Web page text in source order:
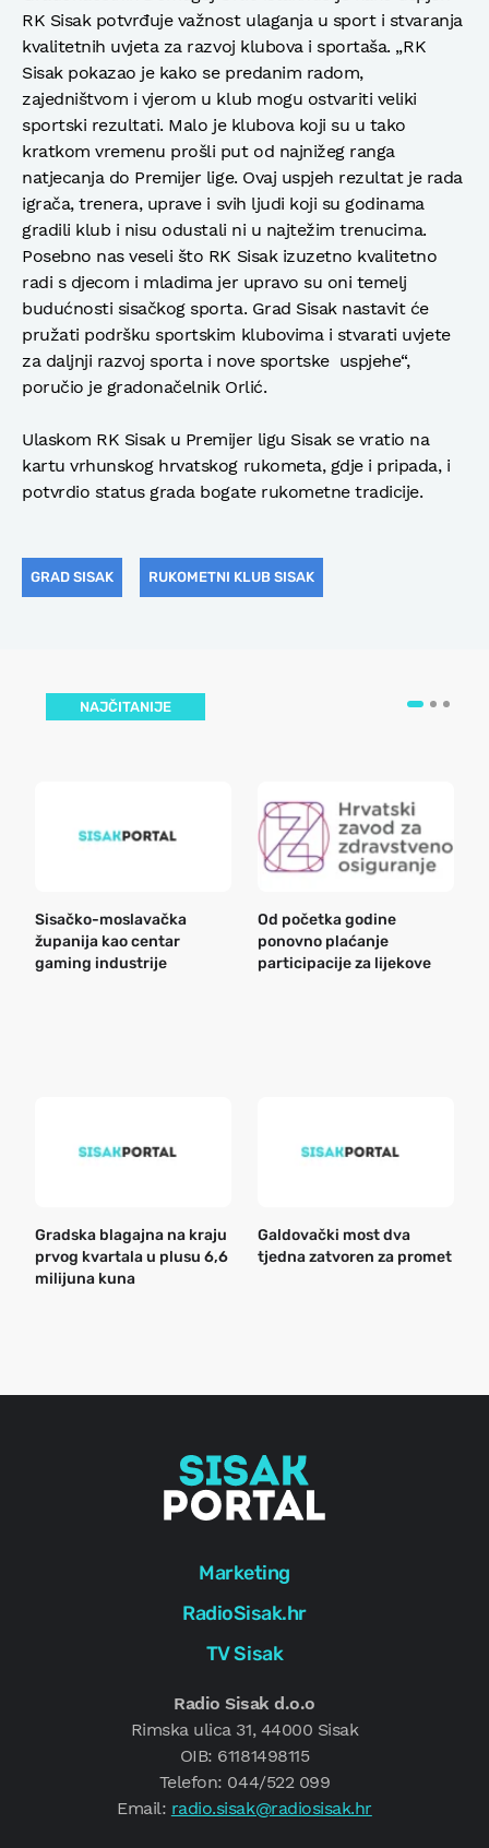
RK Sisak potvrđuje važnost ulaganja u sport i stvaranja
kvalitetnih uvjeta za razvoj klubova i sportaša. „RK
Sisak pokazao je kako se predanim radom,
zajedništvom i vjerom u klub mogu ostvariti veliki
sportski rezultati. Malo je klubova koji su u tako
kratkom vremenu prošli put od najnižeg ranga
natjecanja do Premijer lige. Ovaj uspjeh rezultat je rada
igrača, trenera, uprave i svih ljudi koji su godinama
gradili klub i nisu odustali ni u najtežim trenucima.
Posebno nas veseli što RK Sisak izuzetno kvalitetno
radi s djecom i mladima jer upravo su oni temelj
budućnosti sisačkog sporta. Grad Sisak nastavit će
pružati podršku sportskim klubovima i stvarati uvjete
za daljnji razvoj sporta i nove sportske uspjehe“,
poručio je gradonačelnik Orlić.
Ulaskom RK Sisak u Premijer ligu Sisak se vratio na
kartu vrhunskog hrvatskog rukometa, gdje i pripada, i
potvrdio status grada bogate rukometne tradicije.
GRAD SISAK RUKOMETNI KLUB SISAK
NAJČITANIJE
Sisačko-moslavačka
županija kao centar
gaming industrije
Od početka godine
ponovno plaćanje
participacije za lijekove
Gradska blagajna na kraju
prvog kvartala u plusu 6,6
milijuna kuna
Galdovački most dva
tjedna zatvoren za promet
Marketing
RadioSisak.hr
TV Sisak
Radio Sisak d.o.o
Rimska ulica 31, 44000 Sisak
OIB: 61181498115
Telefon: 044/522 099
Email: radio.sisak@radiosisak.hr